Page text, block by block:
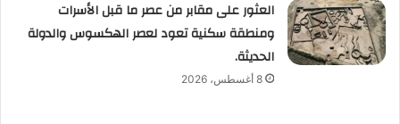
العثور على مقابر من عصر ما قبل الأسرات
ومنطقة سكنية تعود لعصر الهكسوس والدولة
الحديثة.
8 أغسطس، 2026